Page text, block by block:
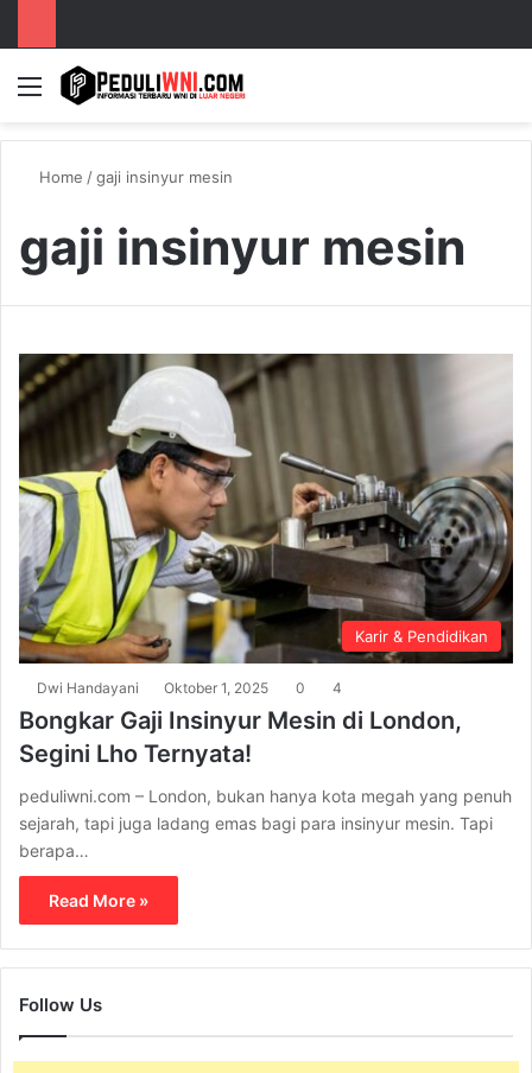
Menu
Home /gaji insinyur mesin
gaji insinyur mesin
Karir & Pendidikan
Dwi Handayani Oktober 1, 2025 0 4
Bongkar Gaji Insinyur Mesin di London,
Segini Lho Ternyata!
peduliwni.com – London, bukan hanya kota megah yang penuh
sejarah, tapi juga ladang emas bagi para insinyur mesin. Tapi
berapa…
Read More »
Follow Us